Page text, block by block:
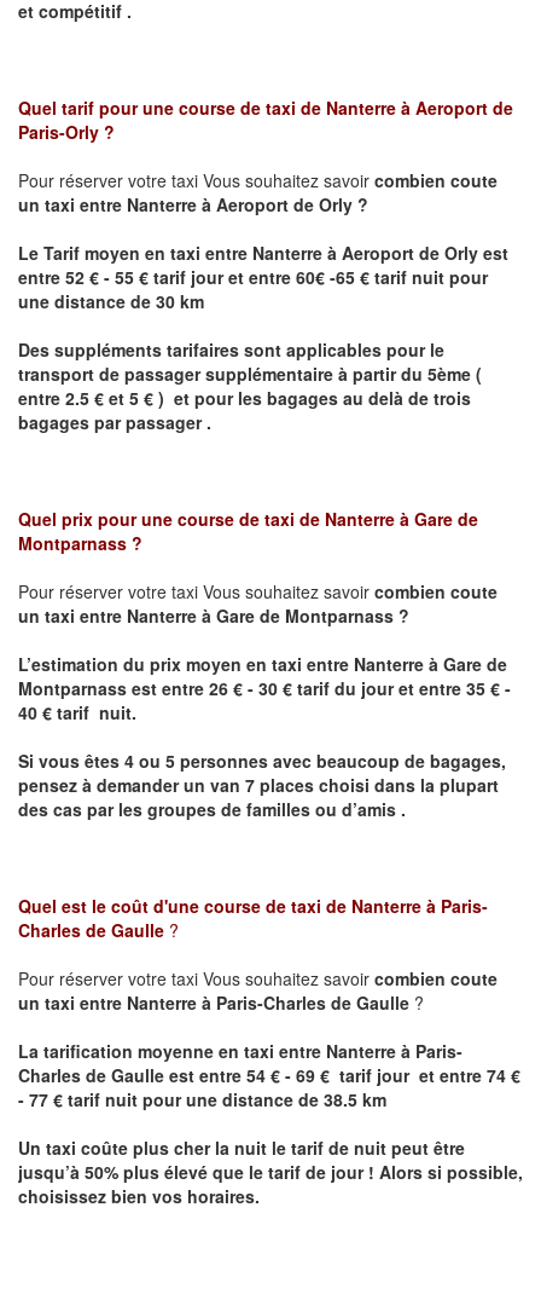
et compétitif .
Quel tarif pour une course de taxi de Nanterre à Aeroport de
Paris-Orly ?
Pour réserver votre taxi Vous souhaitez savoir combien coute
un taxi entre Nanterre à Aeroport de Orly ?
Le Tarif moyen en taxi entre Nanterre à Aeroport de Orly est
entre 52 € - 55 € tarif jour et entre 60€ -65 € tarif nuit pour
une distance de 30 km
Des suppléments tarifaires sont applicables pour le
transport de passager supplémentaire à partir du 5ème (
entre 2.5 € et 5 € ) et pour les bagages au delà de trois
bagages par passager .
Quel prix pour une course de taxi de Nanterre à Gare de
Montparnass ?
Pour réserver votre taxi Vous souhaitez savoir combien coute
un taxi entre Nanterre à Gare de Montparnass ?
L’estimation du prix moyen en taxi entre Nanterre à Gare de
Montparnass est entre 26 € - 30 € tarif du jour et entre 35 € -
40 € tarif nuit.
Si vous êtes 4 ou 5 personnes avec beaucoup de bagages,
pensez à demander un van 7 places choisi dans la plupart
des cas par les groupes de familles ou d’amis .
Quel est le coût d'une course de taxi de Nanterre à Paris-
Charles de Gaulle ?
Pour réserver votre taxi Vous souhaitez savoir combien coute
un taxi entre Nanterre à Paris-Charles de Gaulle ?
La tarification moyenne en taxi entre Nanterre à Paris-
Charles de Gaulle est entre 54 € - 69 € tarif jour et entre 74 €
- 77 € tarif nuit pour une distance de 38.5 km
Un taxi coûte plus cher la nuit le tarif de nuit peut être
jusqu’à 50% plus élevé que le tarif de jour ! Alors si possible,
choisissez bien vos horaires.